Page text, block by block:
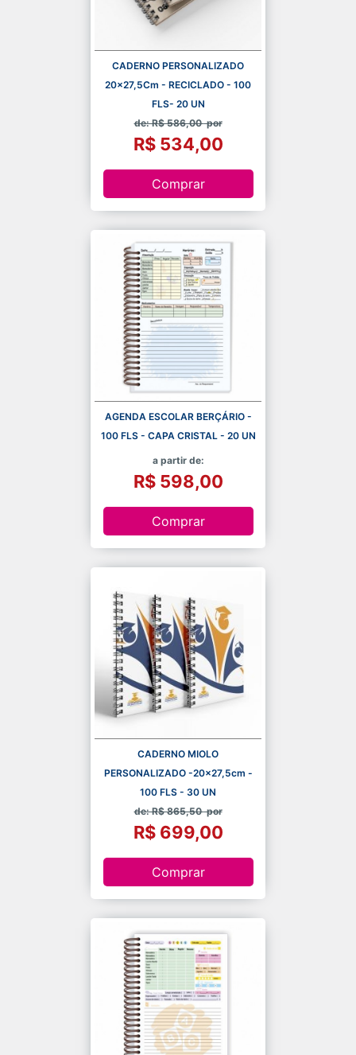
CADERNO PERSONALIZADO
20x27,5Cm - RECICLADO - 100
FLS- 20 UN
de: R$ 586,00por
R$ 534,00
Comprar
AGENDA ESCOLAR BERÇÁRIO -
100 FLS - CAPA CRISTAL - 20 UN
a partir de:
R$ 598,00
Comprar
CADERNO MIOLO
PERSONALIZADO -20x27,5cm -
100 FLS - 30 UN
de: R$ 865,50por
R$ 699,00
Comprar